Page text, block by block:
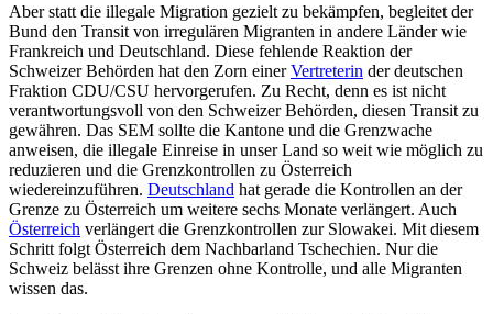
Aber statt die illegale Migration gezielt zu bekämpfen, begleitet der
Bund den Transit von irregulären Migranten in andere Länder wie
Frankreich und Deutschland. Diese fehlende Reaktion der
Schweizer Behörden hat den Zorn einerVertreterin der deutschen
Fraktion CDU/CSU hervorgerufen. Zu Recht, denn es ist nicht
verantwortungsvoll von den Schweizer Behörden, diesen Transit zu
gewähren. Das SEM sollte die Kantone und die Grenzwache
anweisen, die illegale Einreise in unser Land so weit wie möglich zu
reduzieren und die Grenzkontrollen zu Österreich
wiedereinzuführen. Deutschland hat gerade die Kontrollen an der
Grenze zu Österreich um weitere sechs Monate verlängert. Auch
Österreich verlängert die Grenzkontrollen zur Slowakei. Mit diesem
Schritt folgt Österreich dem Nachbarland Tschechien. Nur die
Schweiz belässt ihre Grenzen ohne Kontrolle, und alle Migranten
wissen das.